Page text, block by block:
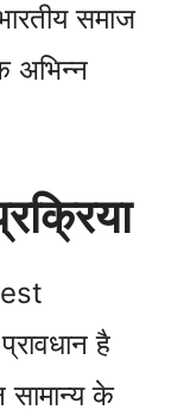
समाज
अभिन्न
है
सामान्य के